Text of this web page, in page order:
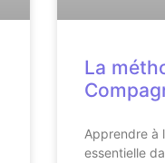
La
Apprendre à
essentielle